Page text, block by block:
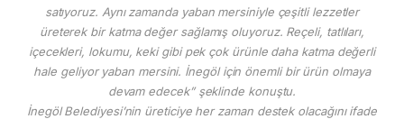
satıyoruz. Aynı zamanda yaban mersiniyle çeşitli lezzetler
üreterek bir katma değer sağlamış oluyoruz. Reçeli, tatlıları,
içecekleri, lokumu, keki gibi pek çok ürünle daha katma değerli
hale geliyor yaban mersini. İnegöl için önemli bir ürün olmaya
devam edecek” şeklinde konuştu.
İnegöl Belediyesi’nin üreticiye her zaman destek olacağını ifade